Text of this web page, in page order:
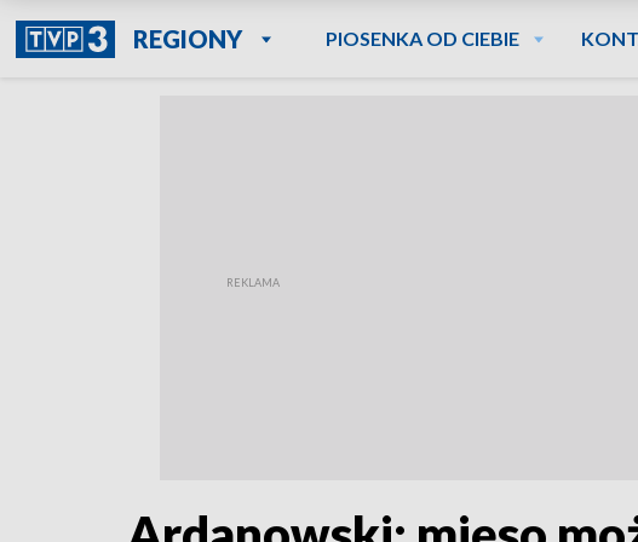
REGIONY PIOSENKA OD CIEBIE